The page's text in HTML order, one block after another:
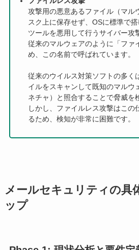
攻撃用の悪意あるファイル（マル
スク上に保存せず、OSに標準で
ツールを悪用して行うサイバー攻
従来のマルウェアのように「ファ
め、この名前で呼ばれています。
従来のウイルス対策ソフトの多く
イルをスキャンして既知のマルウ
ネチャ）と照合することで脅威を
しかし、ファイルレス攻撃はこの
るため、検知が非常に困難です。
メールセキュリティの具
ップ